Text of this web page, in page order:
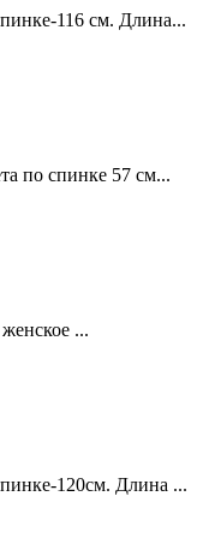
116 см. Длина...
по спинке 57 см...
...
120см. Длина ...